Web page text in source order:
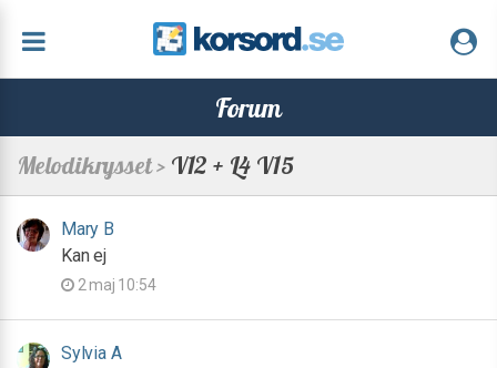
Forum
Melodikrysset > V12 + L4 V15
Mary B
Kan ej
2 maj 10:54
Sylvia A